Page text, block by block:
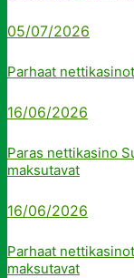
05/07/2026
Parhaat
16/06/2026
Paras nettikasino
maksutavat
16/06/2026
Parhaat
maksutavat